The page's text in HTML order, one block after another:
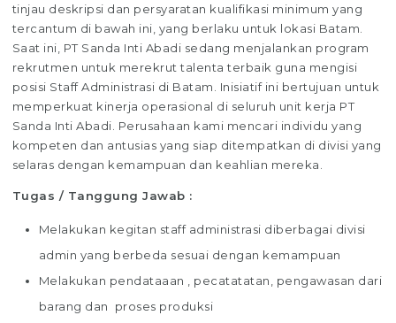
tinjau deskripsi dan persyaratan kualifikasi minimum yang
tercantum di bawah ini, yang berlaku untuk lokasi Batam.
Saat ini, PT Sanda Inti Abadi sedang menjalankan program
rekrutmen untuk merekrut talenta terbaik guna mengisi
posisi Staff Administrasi di Batam. Inisiatif ini bertujuan untuk
memperkuat kinerja operasional di seluruh unit kerja PT
Sanda Inti Abadi. Perusahaan kami mencari individu yang
kompeten dan antusias yang siap ditempatkan di divisi yang
selaras dengan kemampuan dan keahlian mereka.
Tugas / Tanggung Jawab :
Melakukan kegitan staff administrasi diberbagai divisi
admin yang berbeda sesuai dengan kemampuan
Melakukan pendataaan , pecatatatan, pengawasan dari
barang dan proses produksi